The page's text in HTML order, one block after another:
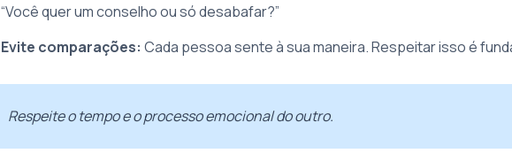
“Você quer um conselho ou só desabafar?”
Evite comparações: Cada pessoa sente à sua maneira. Respeitar isso é
Respeite o tempo e o processo emocional do outro.